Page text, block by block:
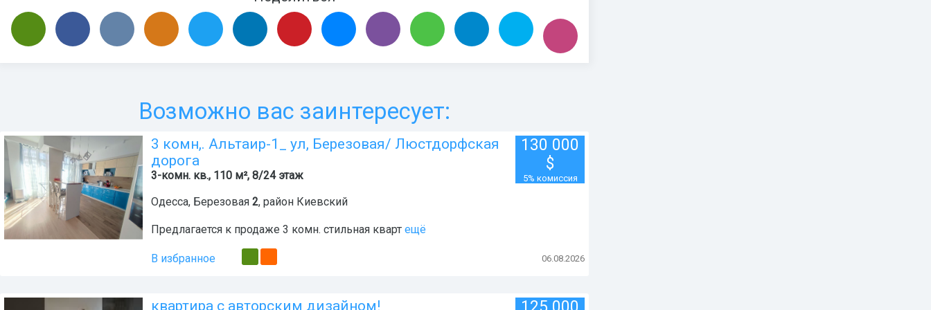
Возможно вас заинтересует:
3 комн,. Альтаир-1_ ул, Березовая/ Люстдорфская
дорога
3-комн. кв., 110 м², 8/24 этаж
Одесса, Березовая 2, район Киевский
Предлагается к продаже 3 комн. стильная кварт ещё
130 000
$
5% комиссия
В избранное 06.08.2026
квартирa с авторским дизайном!